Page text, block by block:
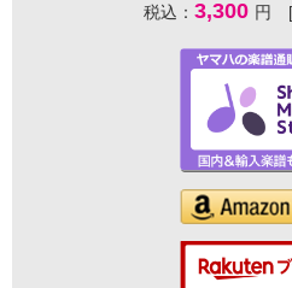
税込： 3,300 円 [